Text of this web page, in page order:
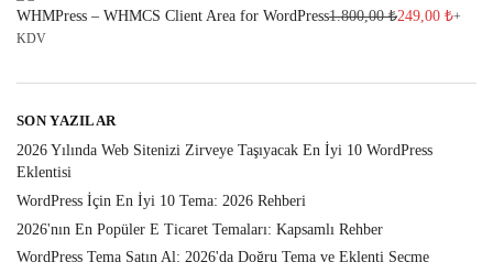
WHMPress – WHMCS Client Area for WordPress1.800,00₺249,00 ₺+
KDV
SON YAZILAR
2026 Yılında Web Sitenizi Zirveye Taşıyacak En İyi 10 WordPress
Eklentisi
WordPress İçin En İyi 10 Tema: 2026 Rehberi
2026'nın En Popüler E Ticaret Temaları: Kapsamlı Rehber
WordPress Tema Satın Al: 2026'da Doğru Tema ve Eklenti Seçme